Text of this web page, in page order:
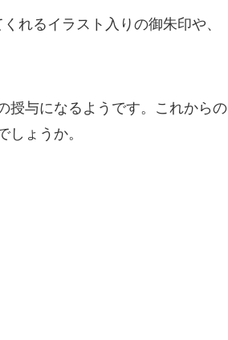
れるイラスト入りの御朱印や、
授与になるようです。これからの
ょうか。